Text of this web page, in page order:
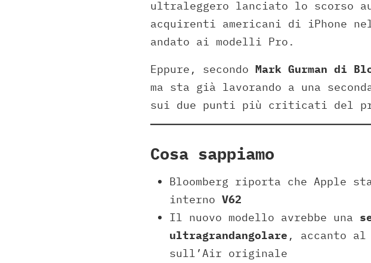
ultraleggero lanciato lo scorso
acquirenti americani di iPhone
andato ai modelli Pro.
Eppure, secondo Mark Gurman di
ma sta già lavorando a una
sui due punti più criticati del
Cosa sappiamo
Bloomberg riporta che Apple
interno V62
Il nuovo modello avrebbe una
ultragrandangolare , accanto al
sull’Air originale